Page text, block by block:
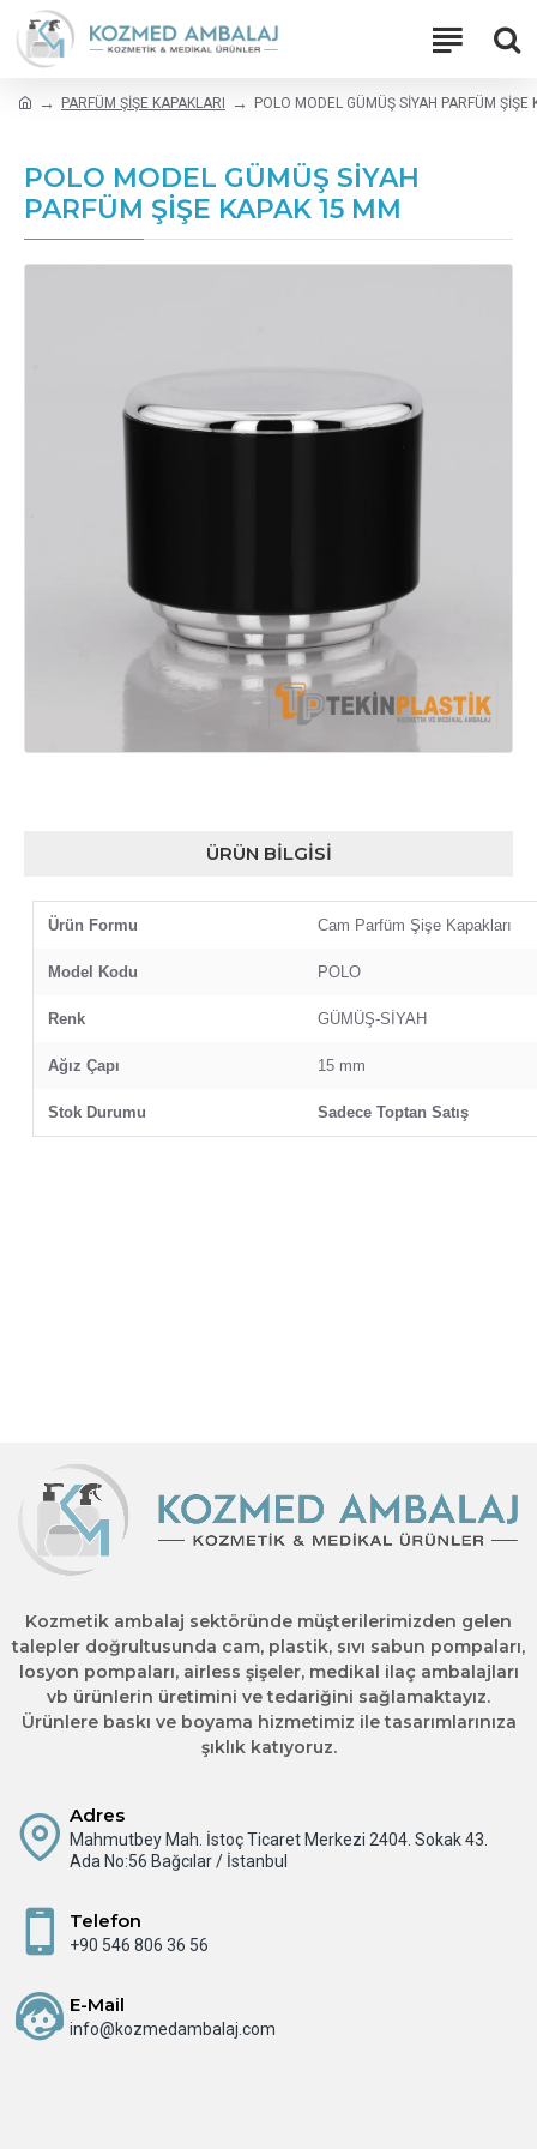
PARFÜM ŞİŞE KAPAKLARI POLO MODEL GÜMÜŞ SİYAH PARFÜM ŞİŞE
POLO MODEL GÜMÜŞ SİYAH
PARFÜM ŞİŞE KAPAK 15 MM
ÜRÜN BILGISI
Ürün Formu Cam Parfüm Şişe Kapakları
Model Kodu POLO
Renk GÜMÜŞ-SİYAH
Ağız Çapı 15 mm
Stok Durumu Sadece Toptan Satış
Kozmetik ambalaj sektöründe müşterilerimizden gelen
talepler doğrultusunda cam, plastik, sıvı sabun pompaları,
losyon pompaları, airless şişeler, medikal ilaç ambalajları
vb ürünlerin üretimini ve tedariğini sağlamaktayız.
Ürünlere baskı ve boyama hizmetimiz ile tasarımlarınıza
şıklık katıyoruz.
Adres
Mahmutbey Mah. İstoç Ticaret Merkezi 2404. Sokak 43.
Ada No:56 Bağcılar / İstanbul
Telefon
+90 546 806 36 56
E-Mail
info@kozmedambalaj.com